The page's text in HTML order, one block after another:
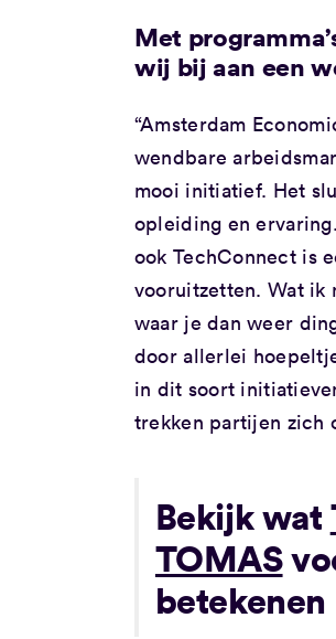
Met
wij bij aan een
“Amsterdam
wendbare
mooi initiatief. Het
opleiding en
ook TechConnect is
vooruitzetten. Wat ik
waar je dan weer
door allerlei
in dit soort
trekken partijen zich
Bekijk wat
TOMAS
betekenen